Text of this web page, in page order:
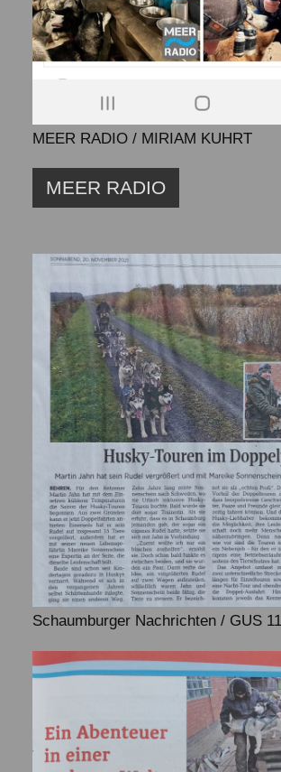
MEER RADIO / MIRIAM KUHRT
MEER RADIO
Schaumburger Nachrichten / GUS